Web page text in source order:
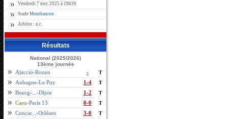
Vendredi 7 nov. 2025 à 19h30
Stade Montbauron
Arbitre : n.c.
Résultats
National (2025/2026)
13ème journèe
Ajaccio-Rouen - T
Aubagne-Le Puy 1-4 T
Bourg-...-Dijon 1-2 T
Caen-Paris 13 0-0 T
Concar...-Orléans 3-0 T